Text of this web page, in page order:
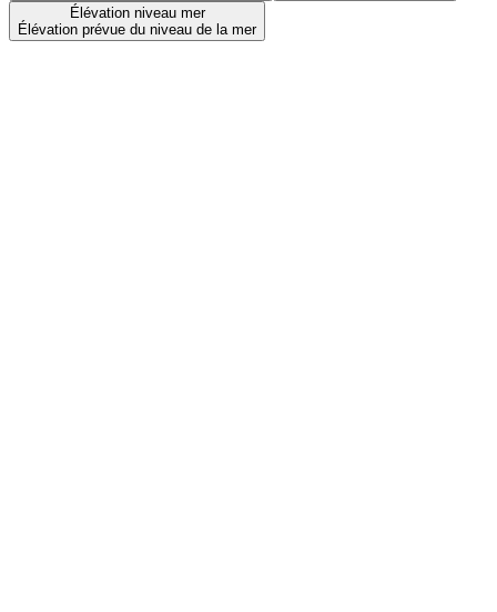
Élévation niveau mer
Élévation prévue du niveau de la mer